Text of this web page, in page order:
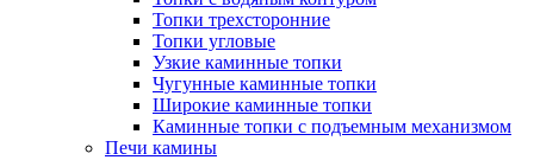
Топки трехсторонние
Топки угловые
Узкие каминные топки
Чугунные каминные топки
Широкие каминные топки
Каминные топки с подъемным механизмом
Печи камины